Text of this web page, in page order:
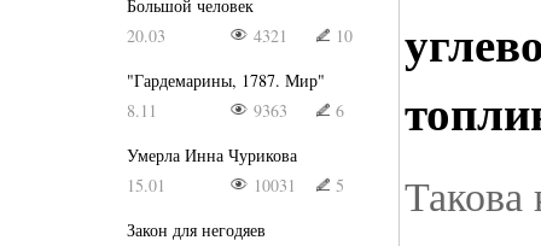
Большой человек
20.03
4321
10
"Гардемарины, 1787. Мир"
8.11
9363
6
Умерла Инна Чурикова
15.01
10031
5
Закон для негодяев
Такова